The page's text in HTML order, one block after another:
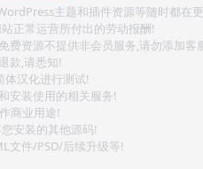
主题和插件资源等随时都在
正常运营所付出的劳动报酬!
费资源不提供非会员服务,请勿添加客
款,请悉知!
体汉化进行测试!
安装使用的相关服务!
商业用途!
安装的其他源码!
文件/PSD/后续升级等!